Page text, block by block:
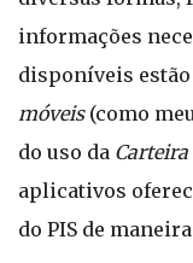
informações
disponíveis estão
móveis(como
do uso da
aplicativos
do PIS de